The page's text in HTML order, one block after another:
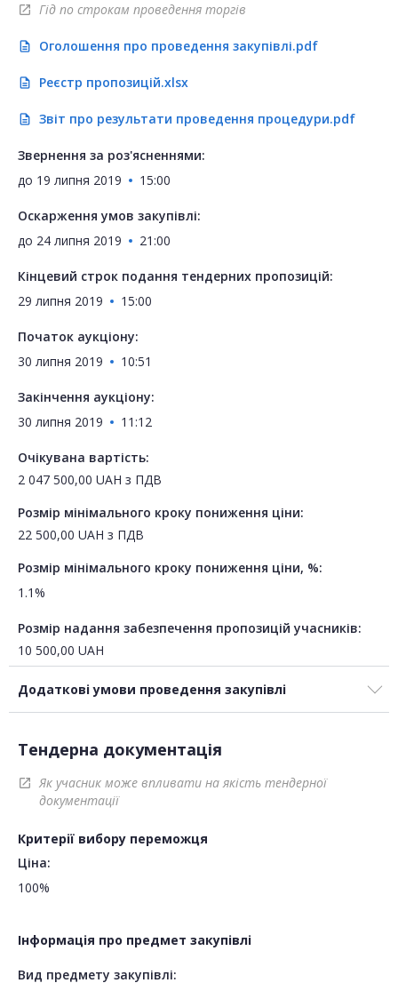
open_in_new Гід по строкам проведення торгів
description Оголошення про проведення закупівлі.pdf
description Реєстр пропозицій.xlsx
description Звіт про результати проведення процедури.pdf
Звернення за роз'ясненнями:
до 19 липня 2019 15:00
Оскарження умов закупівлі:
до 24 липня 2019 21:00
Кінцевий строк подання тендерних пропозицій:
29 липня 2019
15:00
Початок аукціону:
30 липня 2019
10:51
Закінчення аукціону:
30 липня 2019
11:12
Очікувана вартість:
2 047 500,00 UAH з ПДВ
Розмір мінімального кроку пониження ціни:
22 500,00 UAH з ПДВ
Розмір мінімального кроку пониження ціни, %:
1.1%
Розмір надання забезпечення пропозицій учасників:
10 500,00 UAH
Додаткові умови проведення закупівлі
Тендерна документація
open_in_new
Як учасник може впливати на якість тендерної
документації
Критерії вибору переможця
Ціна:
100%
Інформація про предмет закупівлі
Вид предмету закупівлі: